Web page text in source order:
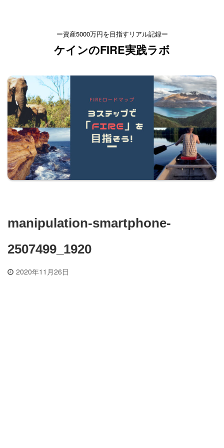
ー資産5000万円を目指すリアル記録ー
ケインのFIRE実践ラボ
manipulation-smartphone-
2507499_1920
2020年11月26日